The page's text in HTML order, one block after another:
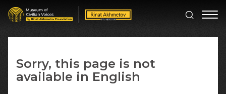
Sorry, this page is not
available in English